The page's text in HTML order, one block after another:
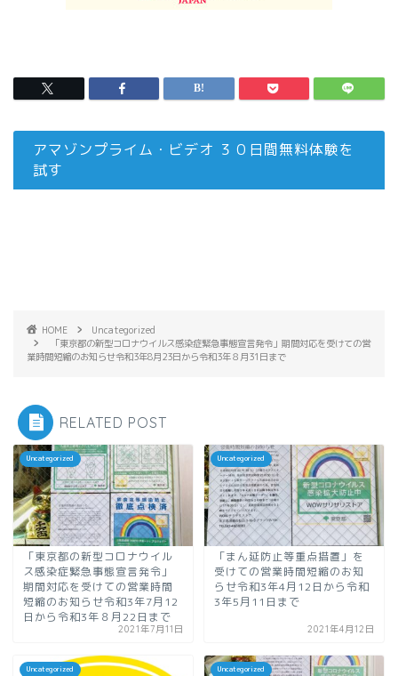
アマゾンプライム・ビデオ ３０日間無料体験を
試す
HOME
Uncategorized
「東京都の新型コロナウイルス感染症緊急事態宣言発令」期間対応を受けての営
業時間短縮のお知らせ令和3年8月23日から令和3年８月31日まで
RELATED POST
Uncategorized
「東京都の新型コロナウイル
ス感染症緊急事態宣言発令」
期間対応を受けての営業時間
短縮のお知らせ令和3年7月12
日から令和3年８月22日まで
2021年7月11日
Uncategorized
「まん延防止等重点措置」を
受けての営業時間短縮のお知
らせ令和3年4月12日から令和
3年5月11日まで
2021年4月12日
Uncategorized Uncategorized